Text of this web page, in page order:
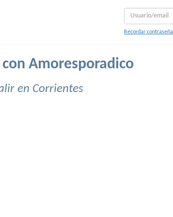
Recordar contraseña
Amoresporadico
en Corrientes